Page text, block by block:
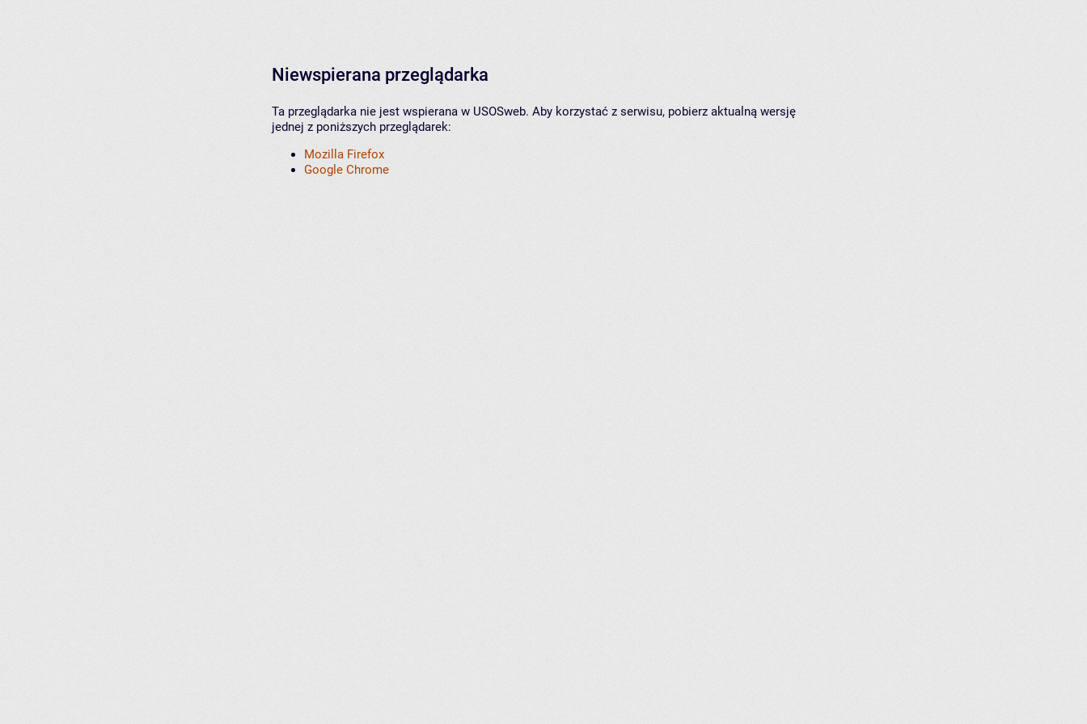
Niewspierana przeglądarka
Ta przeglądarka nie jest wspierana w USOSweb. Aby korzystać z serwisu, pobierz aktualną wersję
jednej z poniższych przeglądarek:
Mozilla Firefox
Google Chrome